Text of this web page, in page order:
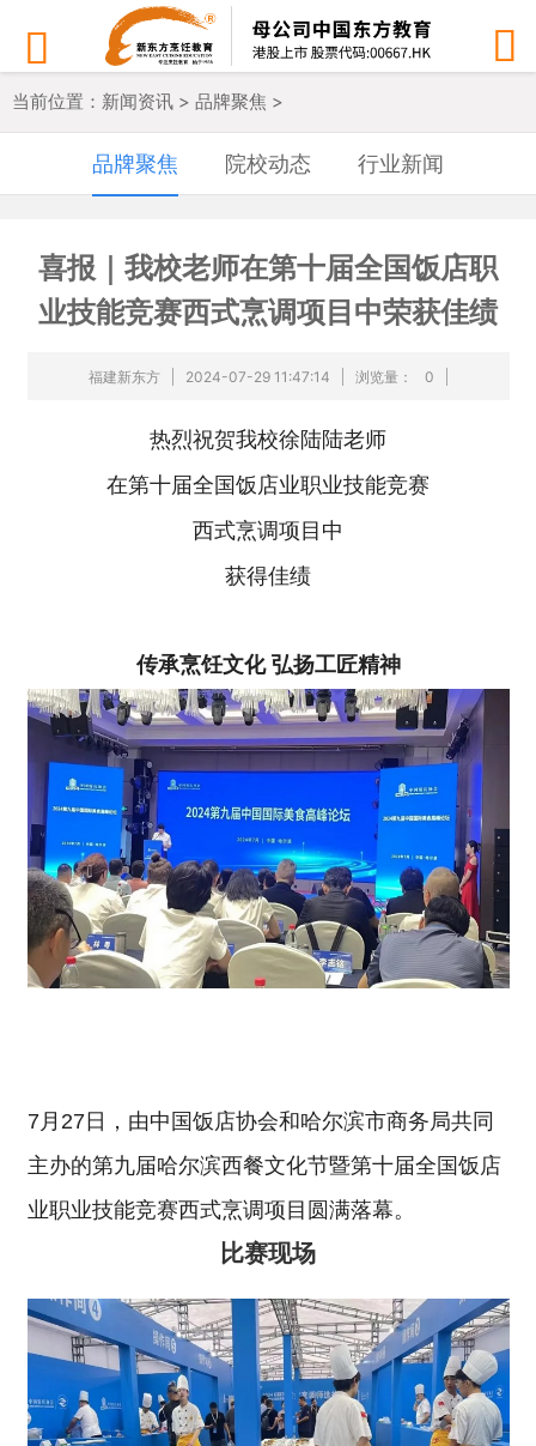
 
当前位置： 新闻资讯 > 品牌聚焦 >
品牌聚焦 院校动态 行业新闻
喜报｜我校老师在第十届全国饭店职
业技能竞赛西式烹调项目中荣获佳绩
福建新东方 2024-07-29 11:47:14 浏览量： 0
热烈祝贺我校徐陆陆老师
在第十届全国饭店业职业技能竞赛
西式烹调项目中
获得佳绩
传承烹饪文化 弘扬工匠精神
7月27日，由中国饭店协会和哈尔滨市商务局共同
主办的第九届哈尔滨西餐文化节暨第十届全国饭店
业职业技能竞赛西式烹调项目圆满落幕。
比赛现场